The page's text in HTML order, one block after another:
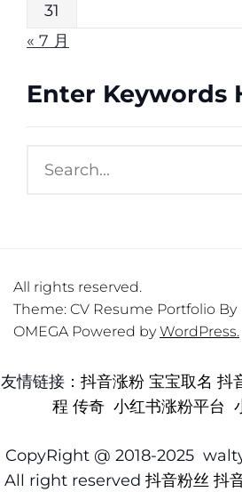
31
« 7 月
Enter Keywords
All rights reserved.
Theme: CV Resume Portfolio By
OMEGA Powered byWordPress.
友情链接： 抖音涨粉 宝宝取名 抖
程 传奇 小红书涨粉平台
CopyRight @ 2018-2025
All right reserved 抖音粉丝 抖